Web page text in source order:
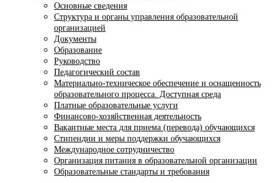
Основные сведения
Структура и органы управления образовательной
организацией
Документы
Образование
Руководство
Педагогический состав
Материально-техническое обеспечение и оснащенность
образовательного процесса. Доступная среда
Платные образовательные услуги
Финансово-хозяйственная деятельность
Вакантные места для приема (перевода) обучающихся
Стипендии и меры поддержки обучающихся
Международное сотрудничество
Организация питания в образовательной организации
Образовательные стандарты и требования